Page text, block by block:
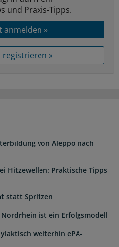
und Praxis-Tipps.
anmelden »
registrieren »
von Aleppo nach
Hitzewellen: Praktische Tipps
statt Spritzen
ist ein Erfolgsmodell
weiterhin ePA-